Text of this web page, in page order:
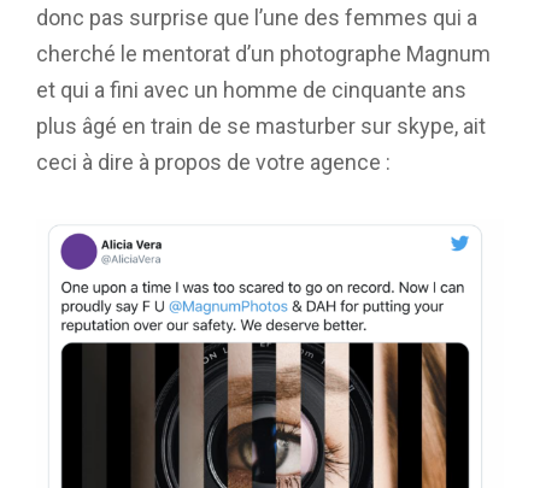
donc pas surprise que l’une des femmes qui a
cherché le mentorat d’un photographe Magnum
et qui a fini avec un homme de cinquante ans
plus âgé en train de se masturber sur skype, ait
ceci à dire à propos de votre agence :